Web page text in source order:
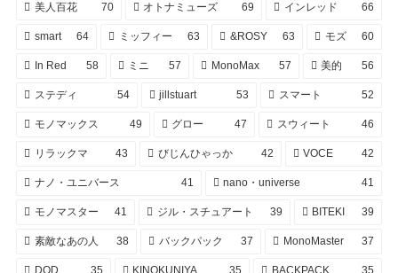
美人百花 70 オトナミューズ 69 インレッド 66
smart 64 ミッフィー 63 &ROSY 63 モズ 60
In Red 58 ミニ 57 MonoMax 57 美的 56
ステディ 54 jillstuart 53 スマート 52
モノマックス 49 グロー 47 スウィート 46
リラックマ 43 びじんひゃっか 42 VOCE 42
ナノ・ユニバース 41 nano・universe 41
モノマスター 41 ジル・スチュアート 39 BITEKI 39
素敵なあの人 38 バックパック 37 MonoMaster 37